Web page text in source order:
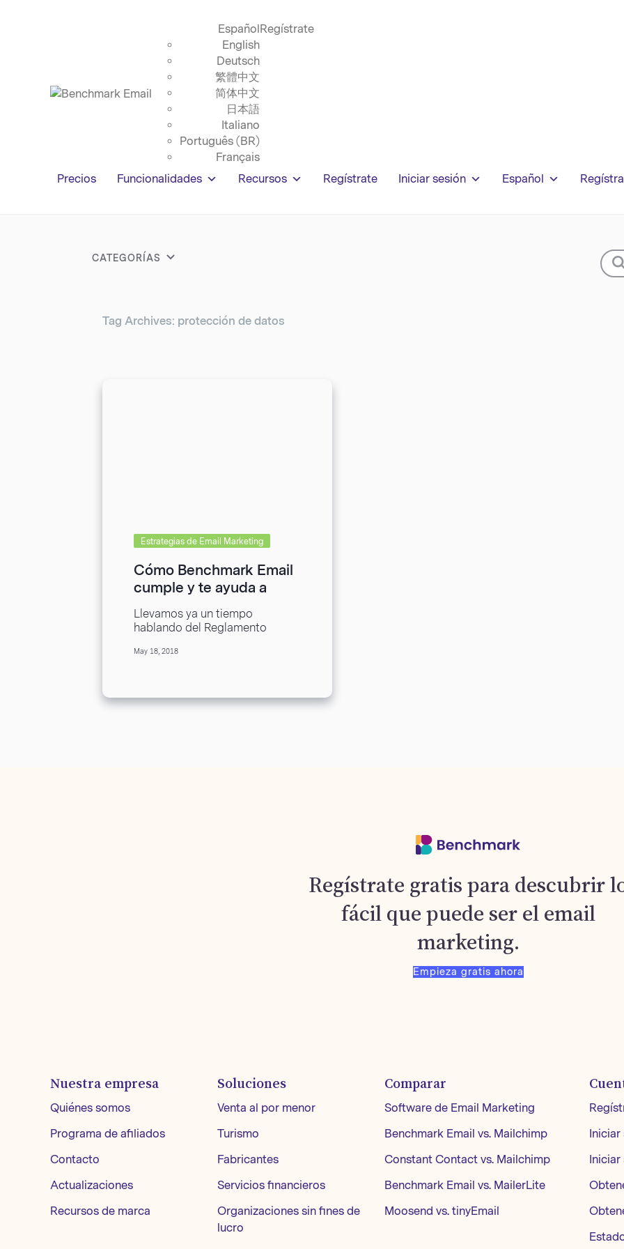
Español
English
Deutsch
繁體中文
简体中文
日本語
Italiano
Português (BR)
Français
Regístrate
Precios Funcionalidades Recursos Regístrate Iniciar sesión Español
CATEGORÍAS
Tag Archives: protección de datos
Estrategias de Email Marketing
Cómo Benchmark Email
cumple y te ayuda a
cumplir con el RGPD
Llevamos ya un tiempo
hablando del Reglamento
(RGPD) y la fecha del 25 de
May 18, 2018
Regístrate gratis para descubrir
fácil que puede ser el email
marketing.
Empieza gratis ahora
Nuestra empresa
Quiénes somos
Programa de afiliados
Contacto
Actualizaciones
Recursos de marca
Soluciones
Venta al por menor
Turismo
Fabricantes
Servicios financieros
Organizaciones sin fines de
lucro
Comparar
Software de Email Marketing
Benchmark Email vs. Mailchimp
Constant Contact vs. Mailchimp
Benchmark Email vs. MailerLite
Moosend vs. tinyEmail
Iniciar
Iniciar